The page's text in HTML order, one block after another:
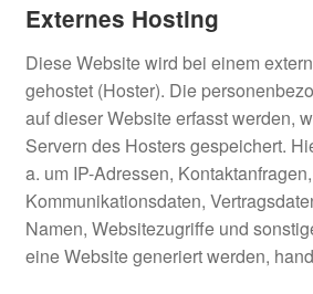
Externes Hosting
Diese Website wird bei einem
gehostet (Hoster). Die
auf dieser Website erfasst werden,
Servern des Hosters gespeichert.
a. um IP-Adressen,
Kommunikationsdaten,
Namen, Websitezugriffe und
eine Website generiert werden,